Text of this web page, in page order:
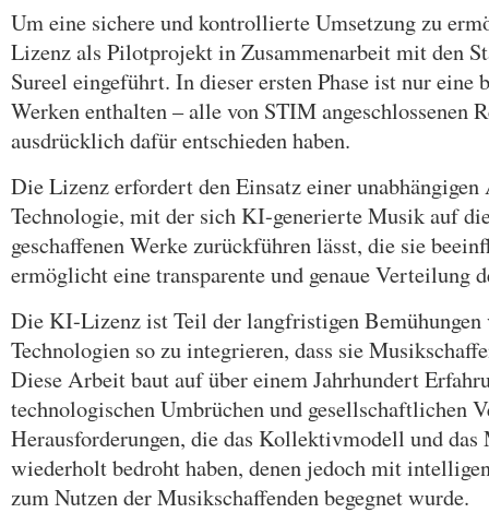
Um eine sichere und kontrollierte Umsetzung zu
Lizenz als Pilotprojekt in Zusammenarbeit mit den
Sureel eingeführt. In dieser ersten Phase ist nur eine
Werken enthalten – alle von STIM angeschlossenen
ausdrücklich dafür entschieden haben.
Die Lizenz erfordert den Einsatz einer
Technologie, mit der sich KI-generierte Musik auf
geschaffenen Werke zurückführen lässt, die sie
ermöglicht eine transparente und genaue Verteilung
Die KI-Lizenz ist Teil der langfristigen Bemühungen
Technologien so zu integrieren, dass sie
Diese Arbeit baut auf über einem Jahrhundert
technologischen Umbrüchen und gesellschaftlichen
Herausforderungen, die das Kollektivmodell und das
wiederholt bedroht haben, denen jedoch mit
zum Nutzen der Musikschaffenden begegnet wurde.